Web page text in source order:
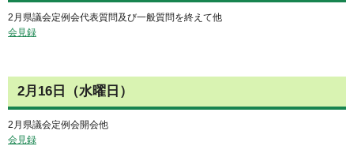
2月県議会定例会代表質問及び一般質問を終えて他
会見録
2月16日（水曜日）
2月県議会定例会開会他
会見録